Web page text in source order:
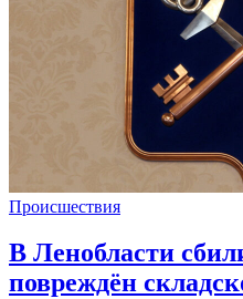
Происшествия
В Ленобласти
повреждён